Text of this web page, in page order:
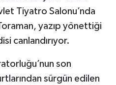
Tiyatro Salonu’nda
yazıp yönettiği
canlandırıyor.
son
sürgün edilen